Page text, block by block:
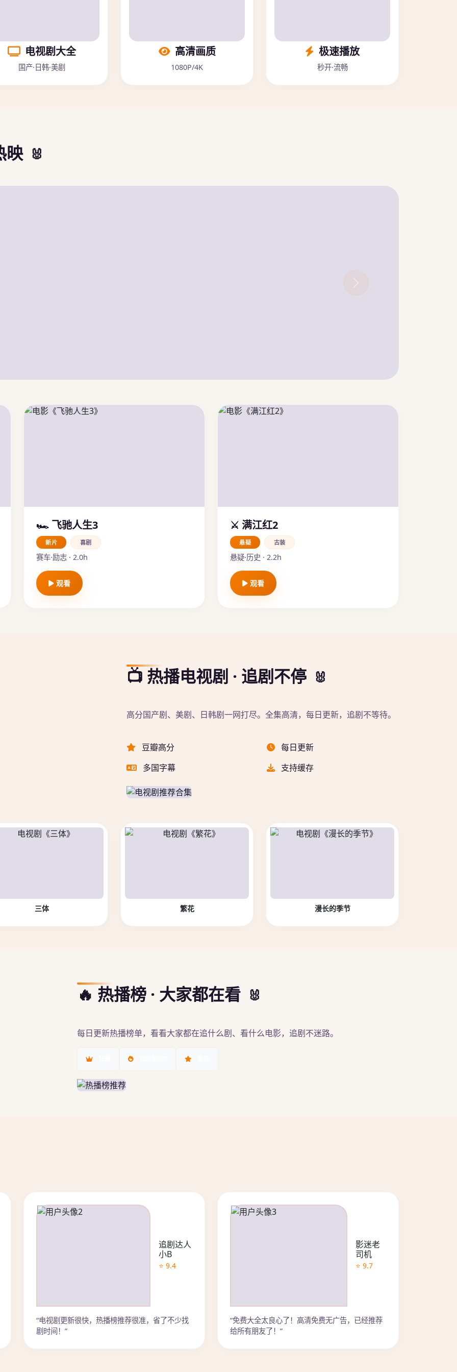
电视剧大全
国产·日韩·美剧
高清画质
1080P/4K
极速播放
秒开·流畅
映
🏎️ 飞驰人生3
新片 喜剧
赛车·励志 · 2.0h
观看
⚔️ 满江红2
悬疑 古装
悬疑·历史 · 2.2h
观看
📺 热播电视剧 · 追剧不停
高分国产剧、美剧、日韩剧一网打尽。全集高清，每日更新，追剧不等待。
豆瓣高分
每日更新
多国字幕
支持缓存
三体 繁花 漫长的季节
🔥 热播榜 · 大家都在看
每日更新热播榜单，看看大家都在追什么剧、看什么电影，追剧不迷路。
追剧达人
小B
⭐ 9.4
“电视剧更新很快，热播榜推荐很准，省了不少找
剧时间！”
影迷老
司机
⭐ 9.7
“免费大全太良心了！高清免费无广告，已经推荐
给所有朋友了！”